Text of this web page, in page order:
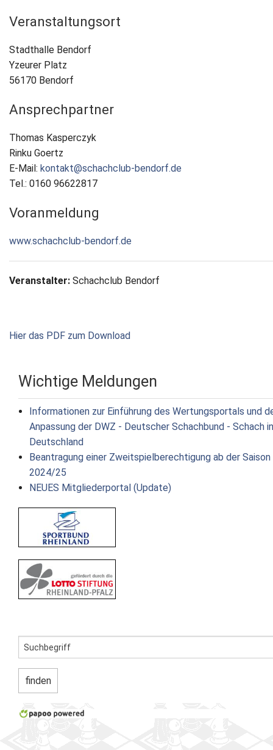
Veranstaltungsort
Stadthalle Bendorf
Yzeurer Platz
56170 Bendorf
Ansprechpartner
Thomas Kasperczyk
Rinku Goertz
E-Mail: kontakt@schachclub-bendorf.de
Tel.: 0160 96622817
Voranmeldung
www.schachclub-bendorf.de
Veranstalter: Schachclub Bendorf
Hier das PDF zum Download
Wichtige Meldungen
Informationen zur Einführung des Wertungsportals und
Anpassung der DWZ - Deutscher Schachbund - Schach in
Deutschland
Beantragung einer Zweitspielberechtigung ab der Saison
2024/25
NEUES Mitgliederportal (Update)